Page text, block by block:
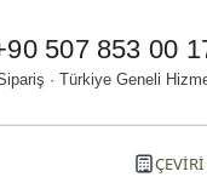
507 853 00
· Türkiye Geneli